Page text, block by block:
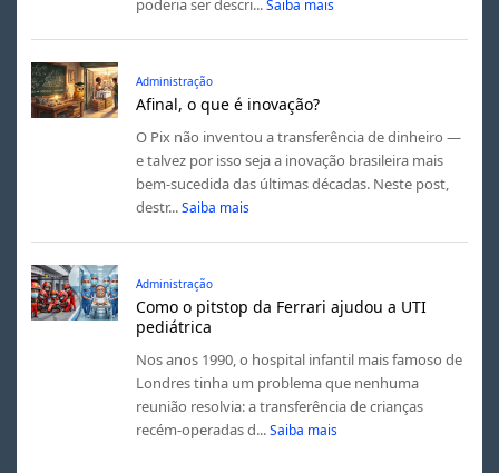
poderia ser descri... Saiba mais
Administração
Afinal, o que é inovação?
O Pix não inventou a transferência de dinheiro —
e talvez por isso seja a inovação brasileira mais
bem-sucedida das últimas décadas. Neste post,
destr... Saiba mais
Administração
Como o pitstop da Ferrari ajudou a UTI
pediátrica
Nos anos 1990, o hospital infantil mais famoso de
Londres tinha um problema que nenhuma
reunião resolvia: a transferência de crianças
recém-operadas d... Saiba mais